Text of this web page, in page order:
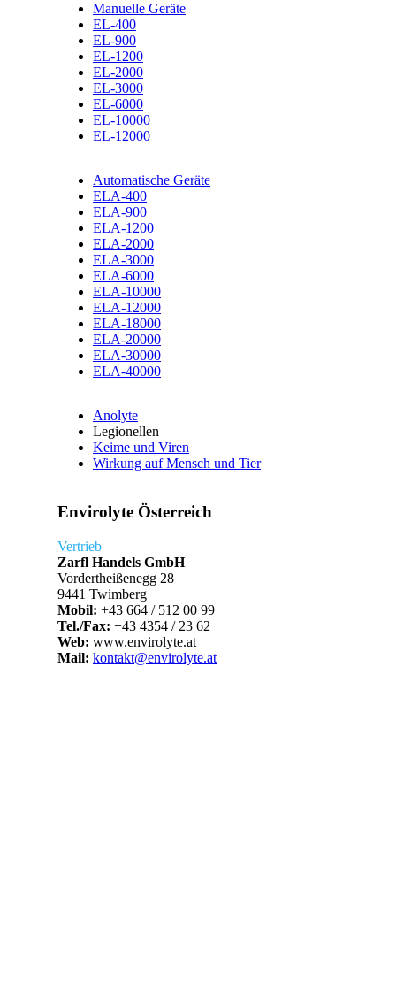
Manuelle Geräte
EL-400
EL-900
EL-1200
EL-2000
EL-3000
EL-6000
EL-10000
EL-12000
Automatische Geräte
ELA-400
ELA-900
ELA-1200
ELA-2000
ELA-3000
ELA-6000
ELA-10000
ELA-12000
ELA-18000
ELA-20000
ELA-30000
ELA-40000
Anolyte
Legionellen
Keime und Viren
Wirkung auf Mensch und Tier
Envirolyte Österreich
Vertrieb
Zarfl Handels GmbH
Vordertheißenegg 28
9441 Twimberg
Mobil: +43 664 / 512 00 99
Tel./Fax: +43 4354 / 23 62
Web: www.envirolyte.at
Mail: kontakt@envirolyte.at